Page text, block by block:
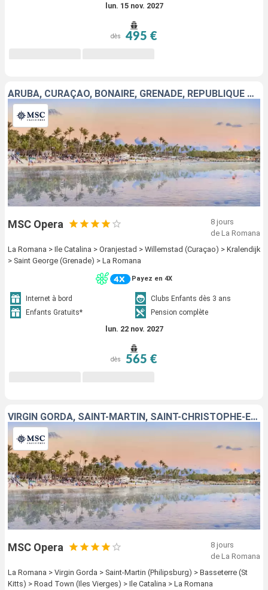
lun. 15 nov. 2027
dès 495 €
ARUBA, CURAÇAO, BONAIRE, GRENADE, RÉPUBLIQUE DOMINICAINE
MSC Opera
8 jours
de La Romana
La Romana > Ile Catalina > Oranjestad > Willemstad (Curaçao) > Kralendijk
> Saint George (Grenade) > La Romana
Payez en 4X
Internet à bord
Clubs Enfants dès 3 ans
Enfants Gratuits*
Pension complète
lun. 22 nov. 2027
dès 565 €
VIRGIN GORDA, SAINT-MARTIN, SAINT-CHRISTOPHE-ET-NIÉVÈS, TORTOLA, RÉPUBLIQUE DOMINICAINE
MSC Opera
8 jours
de La Romana
La Romana > Virgin Gorda > Saint-Martin (Philipsburg) > Basseterre (St
Kitts) > Road Town (Iles Vierges) > Ile Catalina > La Romana